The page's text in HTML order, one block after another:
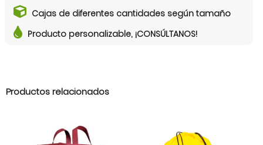
Cajas de diferentes cantidades según tamaño
Producto personalizable, ¡CONSÚLTANOS!
Productos relacionados